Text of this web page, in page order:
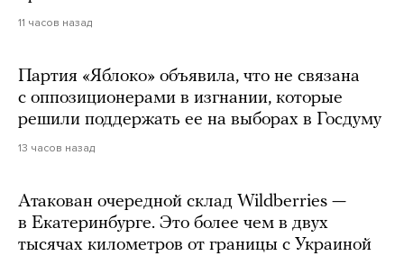
11 часов назад
Партия «Яблоко» объявила, что не связана
с оппозиционерами в изгнании, которые
решили поддержать ее на выборах в Госдуму
13 часов назад
Атакован очередной склад Wildberries —
в Екатеринбурге. Это более чем в двух
тысячах километров от границы с Украиной